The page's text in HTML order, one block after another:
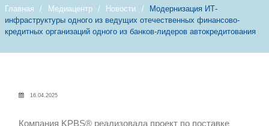
организаций одного из банков-
автокредитования
инфраструктуры одного из ведущих